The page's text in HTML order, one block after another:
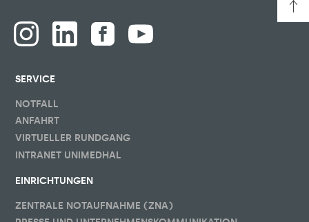
SERVICE
NOTFALL
ANFAHRT
VIRTUELLER RUNDGANG
INTRANET UNIMEDHAL
EINRICHTUNGEN
ZENTRALE NOTAUFNAHME (ZNA)